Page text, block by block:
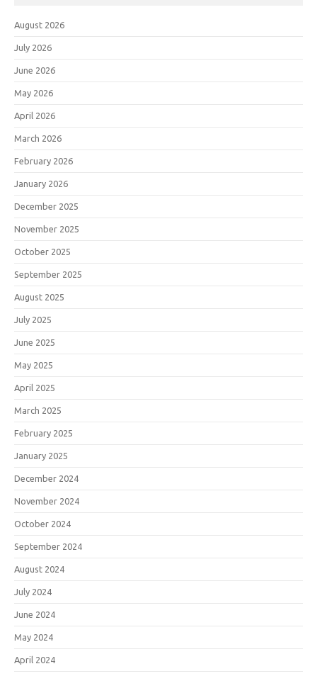
August 2026
July 2026
June 2026
May 2026
April 2026
March 2026
February 2026
January 2026
December 2025
November 2025
October 2025
September 2025
August 2025
July 2025
June 2025
May 2025
April 2025
March 2025
February 2025
January 2025
December 2024
November 2024
October 2024
September 2024
August 2024
July 2024
June 2024
May 2024
April 2024